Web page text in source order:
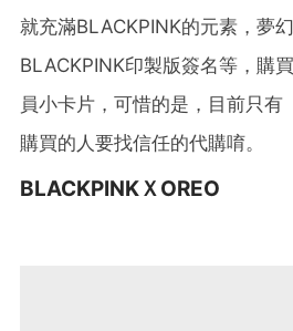
就充滿BLACKPINK的元素，夢
BLACKPINK印製版簽名等，購
員小卡片，可惜的是，目前只有
購買的人要找信任的代購唷。
BLACKPINKＸOREO